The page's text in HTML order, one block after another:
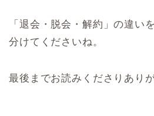
「退会・脱会・解約」の違い
分けてくださいね。
最後までお読みくださりあり